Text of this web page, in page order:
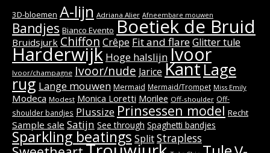
3D-bloemen A-lijn Adriana Alier Afneembare mouwen
Bandjes Bianco Evento Boetiek de Bruid
Bruidsjurk Chiffon Crêpe Fit and flareGlitter tule
Harderwijk Hoge halslijnIvoor
Ivoor/champagne Ivoor/nude Jarice KantLage
rug Lange mouwen Mermaid Mermaid/Trompet Miss Emily
Modeca Modest Monica Loretti Morilee Off-shoulder Off-
shoulder bandjes Plussize Prinsessen model Recht
Sample sale Satijn See through Spaghetti bandjes
Sparkling beatings SplitStrapless